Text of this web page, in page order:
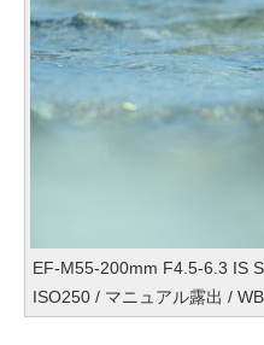
EF-M55-200mm F4.5-6.3 IS
ISO250 / マニュアル露出 /